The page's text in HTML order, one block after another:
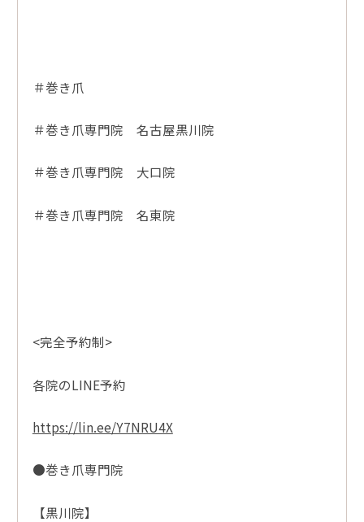
＃巻き爪
＃巻き爪専門院 名古屋黒川院
＃巻き爪専門院 大口院
＃巻き爪専門院 名東院
<完全予約制>
各院のLINE予約
https://lin.ee/Y7NRU4X
●巻き爪専門院
【黒川院】